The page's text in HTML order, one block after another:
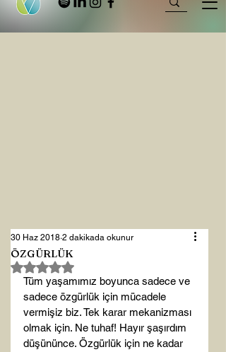
ÖZGÜRLÜK
30 Haz 2018 2 dakikada okunur
5 üzerinden NaN yıldız
Tüm yaşamımız boyunca sadece ve
sadece özgürlük için mücadele
vermişiz biz. Tek karar mekanizması
olmak için. Ne tuhaf! Hayır şaşırdım
düşününce. Özgürlük için ne kadar